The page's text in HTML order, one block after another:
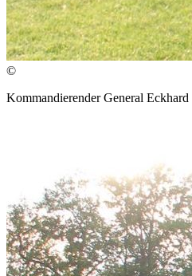
©
Kommandierender General